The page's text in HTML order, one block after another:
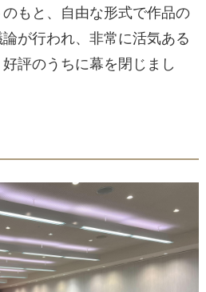
もと、自由な形式で作品の
が行われ、非常に活気ある
評のうちに幕を閉じまし